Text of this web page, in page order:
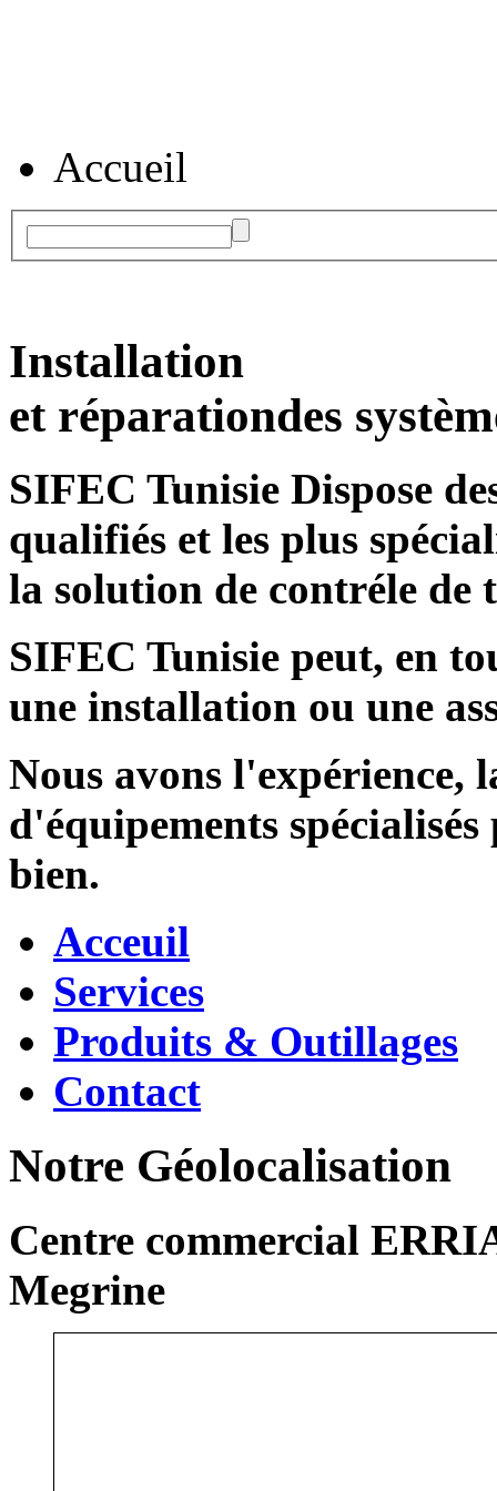
Accueil
Installation
et réparationdes
SIFEC Tunisie Dispose
qualifiés et les plus
la solution de contréle de
SIFEC Tunisie peut, en
une installation ou une
Nous avons l'expérience,
d'équipements
bien.
Acceuil
Services
Produits & Outillages
Contact
Notre Géolocalisation
Centre commercial
Megrine